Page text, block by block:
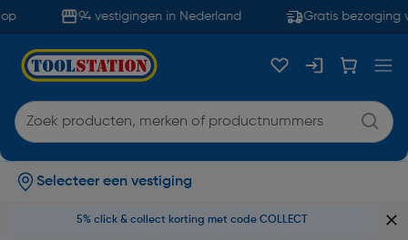
94 vestigingen in Nederland Gratis bezorging
Selecteer een vestiging
5% click & collect korting met code COLLECT